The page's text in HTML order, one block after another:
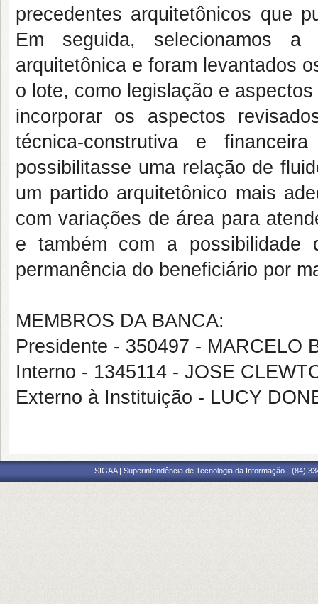
precedentes arquitetônicos que
Em seguida, selecionamos a
arquitetônica e foram levantados
o lote, como legislação e
incorporar os aspectos
técnica-construtiva e
possibilitasse uma relação de
um partido arquitetônico mais
com variações de área para
e também com a possibilidade
permanência do beneficiário por
MEMBROS DA BANCA:
Presidente - 350497 - MARCELO
Interno - 1345114 - JOSE
Externo à Instituição - LUCY
SIGAA | Superintendência de Tecnologia da Informação - (84)